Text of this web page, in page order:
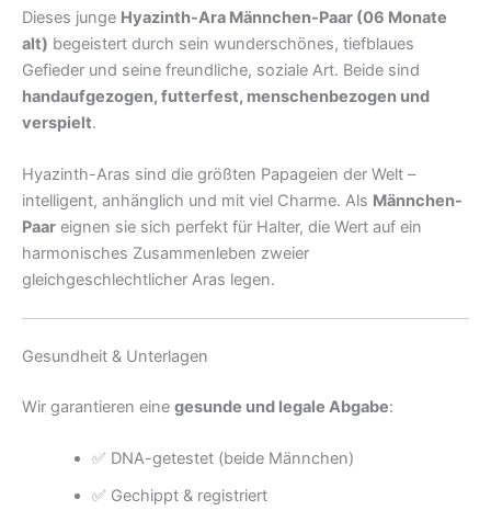
Dieses junge Hyazinth-Ara Männchen-Paar (06 Monate
alt) begeistert durch sein wunderschönes, tiefblaues
Gefieder und seine freundliche, soziale Art. Beide sind
handaufgezogen, futterfest, menschenbezogen und
verspielt.
Hyazinth-Aras sind die größten Papageien der Welt –
intelligent, anhänglich und mit viel Charme. Als Männchen-
Paar eignen sie sich perfekt für Halter, die Wert auf ein
harmonisches Zusammenleben zweier
gleichgeschlechtlicher Aras legen.
Gesundheit & Unterlagen
Wir garantieren eine gesunde und legale Abgabe:
✅ DNA-getestet (beide Männchen)
✅ Gechippt & registriert